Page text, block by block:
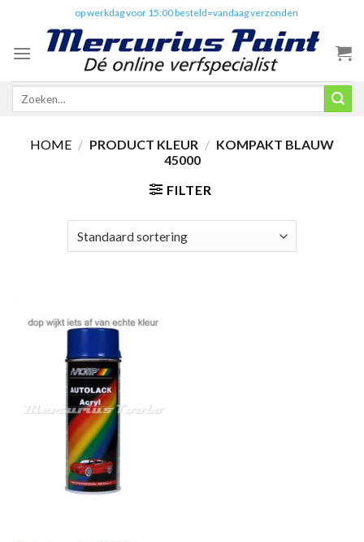
content
op werkdag voor 15:00 besteld=vandaag verzonden
Zoeken
HOME / PRODUCT KLEUR / KOMPAKT BLAUW
45000
FILTER